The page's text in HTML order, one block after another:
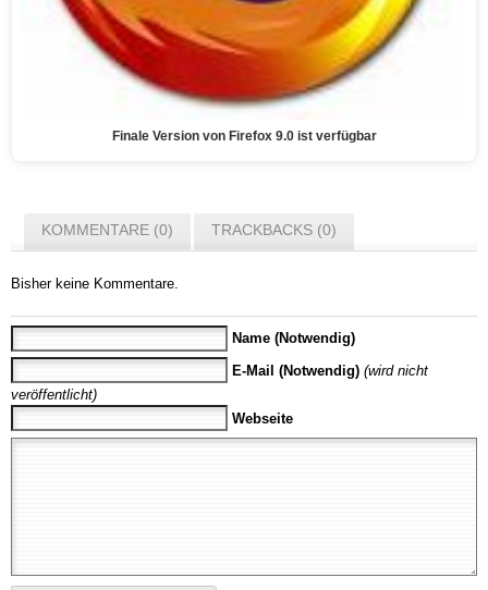
Finale Version von Firefox 9.0 ist verfügbar
KOMMENTARE (0) TRACKBACKS (0)
Bisher keine Kommentare.
Name (Notwendig)
E-Mail (Notwendig) (wird nicht
veröffentlicht)
Webseite